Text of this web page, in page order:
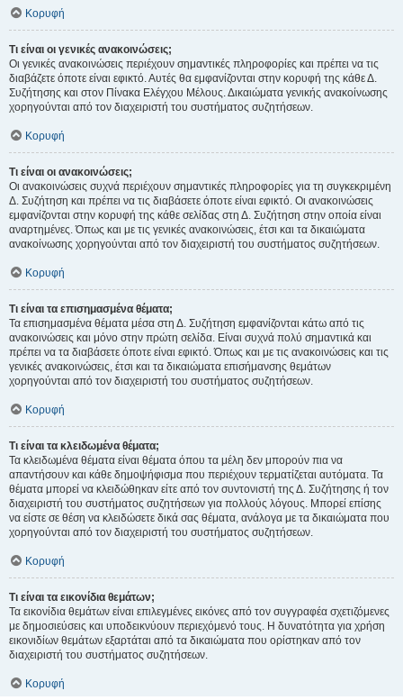
Κορυφή
Τι είναι οι γενικές ανακοινώσεις;
Οι γενικές ανακοινώσεις περιέχουν σημαντικές πληροφορίες και πρέπει να τις
διαβάζετε όποτε είναι εφικτό. Αυτές θα εμφανίζονται στην κορυφή της κάθε Δ.
Συζήτησης και στον Πίνακα Ελέγχου Μέλους. Δικαιώματα γενικής ανακοίνωσης
χορηγούνται από τον διαχειριστή του συστήματος συζητήσεων.
Κορυφή
Τι είναι οι ανακοινώσεις;
Οι ανακοινώσεις συχνά περιέχουν σημαντικές πληροφορίες για τη συγκεκριμένη
Δ. Συζήτηση και πρέπει να τις διαβάσετε όποτε είναι εφικτό. Οι ανακοινώσεις
εμφανίζονται στην κορυφή της κάθε σελίδας στη Δ. Συζήτηση στην οποία είναι
αναρτημένες. Όπως και με τις γενικές ανακοινώσεις, έτσι και τα δικαιώματα
ανακοίνωσης χορηγούνται από τον διαχειριστή του συστήματος συζητήσεων.
Κορυφή
Τι είναι τα επισημασμένα θέματα;
Τα επισημασμένα θέματα μέσα στη Δ. Συζήτηση εμφανίζονται κάτω από τις
ανακοινώσεις και μόνο στην πρώτη σελίδα. Είναι συχνά πολύ σημαντικά και
πρέπει να τα διαβάσετε όποτε είναι εφικτό. Όπως και με τις ανακοινώσεις και τις
γενικές ανακοινώσεις, έτσι και τα δικαιώματα επισήμανσης θεμάτων
χορηγούνται από τον διαχειριστή του συστήματος συζητήσεων.
Κορυφή
Τι είναι τα κλειδωμένα θέματα;
Τα κλειδωμένα θέματα είναι θέματα όπου τα μέλη δεν μπορούν πια να
απαντήσουν και κάθε δημοψήφισμα που περιέχουν τερματίζεται αυτόματα. Τα
θέματα μπορεί να κλειδώθηκαν είτε από τον συντονιστή της Δ. Συζήτησης ή τον
διαχειριστή του συστήματος συζητήσεων για πολλούς λόγους. Μπορεί επίσης
να είστε σε θέση να κλειδώσετε δικά σας θέματα, ανάλογα με τα δικαιώματα που
χορηγούνται από τον διαχειριστή του συστήματος συζητήσεων.
Κορυφή
Τι είναι τα εικονίδια θεμάτων;
Τα εικονίδια θεμάτων είναι επιλεγμένες εικόνες από τον συγγραφέα σχετιζόμενες
με δημοσιεύσεις και υποδεικνύουν περιεχόμενό τους. Η δυνατότητα για χρήση
εικονιδίων θεμάτων εξαρτάται από τα δικαιώματα που ορίστηκαν από τον
διαχειριστή του συστήματος συζητήσεων.
Κορυφή